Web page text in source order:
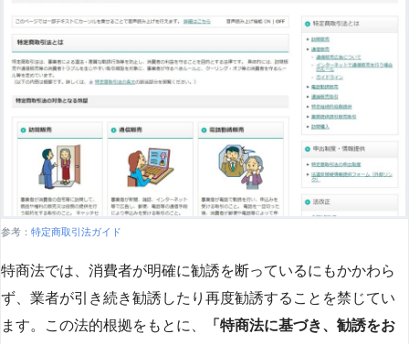
参考： 特定商取引法ガイド
特商法では、消費者が明確に勧誘を断っているにもかかわら
ず、業者が引き続き勧誘したり再度勧誘することを禁じてい
ます。この法的根拠をもとに、
「特商法に基づき、勧誘をお